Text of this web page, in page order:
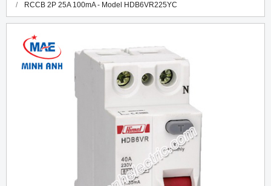
RCCB 2P 25A 100mA - Model HDB6VR225YC